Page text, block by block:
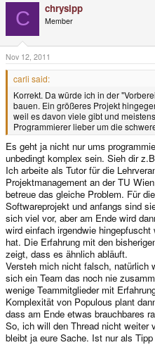
C chrysipp
Member
Nov 12, 2011
carli said:
Korrekt. Da würde ich in der
bauen. Ein größeres Projekt
weil es davon viele gibt und
Programmierer lieber um die
Es geht ja nicht nur ums
unbedingt komplex sein. Sieh dir
Ich arbeite als Tutor für die
Projektmanagement an der TU
betreue das gleiche Problem. Für
Softwareprojekt und anfangs sind
sich viel vor, aber am Ende wird
wird einfach irgendwie
hat. Die Erfahrung mit den
zeigt, dass es ähnlich abläuft.
Versteh mich nicht falsch, natürlich
sich ein Team das noch nie
wenige Teammitglieder mit
Komplexität von Populous plant
dass am Ende etwas brauchbares
So, ich will den Thread nicht weiter
bleibt ja eure Sache. Ist nur als